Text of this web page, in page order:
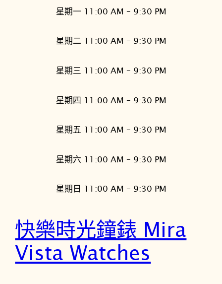
星期一 11:00 AM – 9:30 PM
星期二 11:00 AM – 9:30 PM
星期三 11:00 AM – 9:30 PM
星期四 11:00 AM – 9:30 PM
星期五 11:00 AM – 9:30 PM
星期六 11:00 AM – 9:30 PM
星期日 11:00 AM – 9:30 PM
快樂時光鐘錶 Mira
Vista Watches